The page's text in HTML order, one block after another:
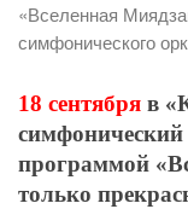
«Вселенная
симфонического
18 сентября в
симфонический
программой
только